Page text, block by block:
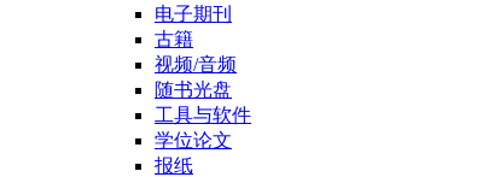
电子期刊
古籍
视频/音频
随书光盘
工具与软件
学位论文
报纸